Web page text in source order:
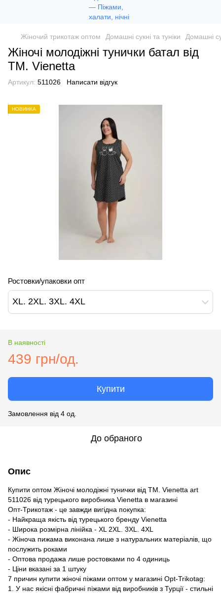
Жіночий трикотаж оптом Домашні сукні та туніки Домашні
Жіночі молодіжні тунички батал від
ТМ. Vienetta
Артикул: 511026 Написати відгук
НОВИНКА
Ростовки/упаковки опт
XL. 2XL. 3XL. 4XL
В наявності
439 грн/од.
Купити
Замовлення від 4 од.
До обраного
Опис
Купити оптом Жіночі молодіжні тунички від ТМ. Vienetta art
511026 від турецького виробника Vienetta в магазині
Опт-Трикотаж - це завжди вигідна покупка:
- Найкраща якість від турецького бренду Vienetta
- Широка розмірна лінійка - XL 2XL. 3XL. 4XL
- Жіноча пижама виконана лише з натуральних матеріалів, що
послужить роками
- Оптова продажа лише ростовками по 4 одиниць
- Ціни вказані за 1 штуку
7 причин купити жіночі піжами оптом у магазині Opt-Trikotag:
1. У нас якісні фабричні піжами від виробників з Турції - стильні